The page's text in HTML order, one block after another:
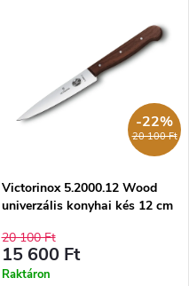
vásárol, amelynek fából készült
a markolata, vegye figyelembe,
hogy a fa természetes anyag,
és kissé eltérhet a
termékfotótól. A fa tervezése
és textúrája darabonként20 100 Ft
-22%
Victorinox 5.2000.12 Wood
univerzális konyhai kés 12 cm
20 100 Ft
15 600 Ft
Raktáron